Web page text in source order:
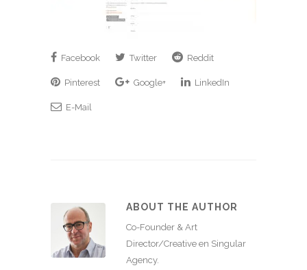
Facebook Twitter Reddit
Pinterest Google+ LinkedIn
E-Mail
ABOUT THE AUTHOR
Co-Founder & Art
Director/Creative en Singular
Agency.